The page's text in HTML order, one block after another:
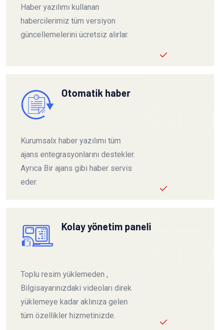
Haber yazılımı kullanan
habercilerimiz tüm versiyon
güncellemelerini ücretsiz alırlar.
Otomatik haber
Kurumsalx haber yazılımı tüm
ajans entegrasyonlarını destekler.
Ayrıca Bir ajans gibi haber servis
eder.
Kolay yönetim paneli
Toplu resim yüklemeden ,
Bilgisayarınızdaki videoları direk
yüklemeye kadar aklınıza gelen
tüm özellikler hizmetinizde.